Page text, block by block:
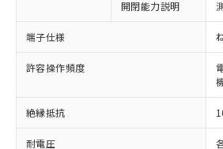
開閉能力説明
端子仕様
許容操作頻度
絶縁抵抗
耐電圧
以下の条件をお読みいただき
ご利用ください。
本サービスは、当社制
商品の当社在庫状況お
(税抜)を提供させていた
当社制御機器事業取扱
対応予定なし：EU RoHS指
非含有に非対応の商品で、対
定はありません。
非含有の対応状況を調査中ま
非該当品：ライセンス料など
害物質有無と関係のない商品
仕入先様の事情により、非含
※1 中国RoHS○×表
「○」：最大均質材料含有率
基準値以下であることを示しま
「×」：最大均質材料含有率